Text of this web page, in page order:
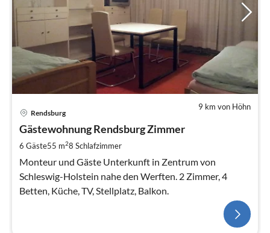
9 km von Höhn
Rendsburg
Gästewohnung Rendsburg Zimmer
6 Gäste55 m28 Schlafzimmer
Monteur und Gäste Unterkunft in Zentrum von
Schleswig-Holstein nahe den Werften. 2 Zimmer, 4
Betten, Küche, TV, Stellplatz, Balkon.